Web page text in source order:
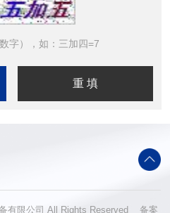
字），如：三加四=7
有限公司 All Rights Reserved 备案